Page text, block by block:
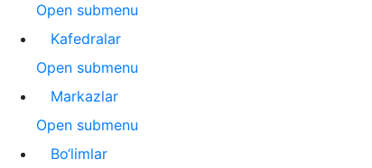
Open submenu
Kafedralar
Open submenu
Markazlar
Open submenu
Bo‘limlar